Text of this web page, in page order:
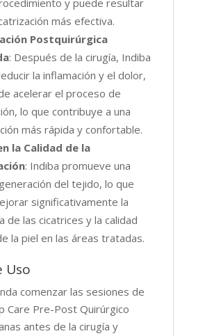
y puede resultar
más efectiva.
Postquirúrgica
: Después de la cirugía, Indiba
la inflamación y el dolor,
acelerar el proceso de
lo que contribuye a una
más rápida y confortable.
la Calidad de la
: Indiba promueve una
del tejido, lo que
significativamente la
de las cicatrices y la calidad
la piel en las áreas tratadas.
Uso
comenzar las sesiones de
Care Pre-Post Quirúrgico
antes de la cirugía y